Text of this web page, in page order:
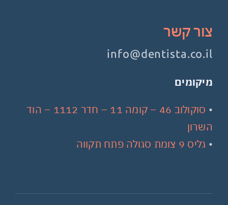
צור קשר
info@dentista.co.il
מיקומים
•
סוקולוב 46 – קומה 11 – חדר 1112 – הוד
השרון
• גליס 9 צומת סגולה פתח תקווה